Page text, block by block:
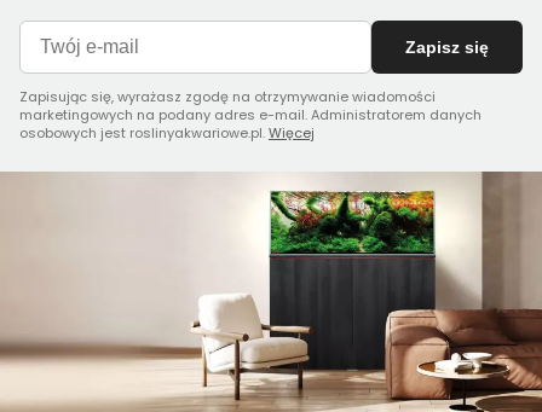
Zapisz się
Zapisując się, wyrażasz zgodę na otrzymywanie wiadomości
marketingowych na podany adres e-mail. Administratorem danych
osobowych jest roslinyakwariowe.pl.Więcej